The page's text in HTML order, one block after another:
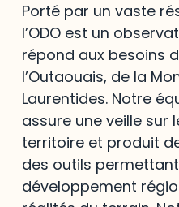
Porté par un vaste
l’ODO est un
répond aux besoins
l’Outaouais, de la
Laurentides. Notre
assure une veille
territoire et produit
des outils
développement